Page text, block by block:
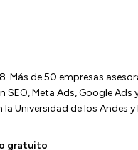
de 50 empresas
SEO, Meta Ads, Google Ads
Universidad de los Andes y
gratuito